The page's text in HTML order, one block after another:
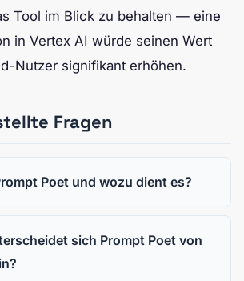
Tool im Blick zu behalten — eine
in Vertex AI würde seinen Wert
Nutzer signifikant erhöhen.
Fragen
Poet und wozu dient es?
sich Prompt Poet von